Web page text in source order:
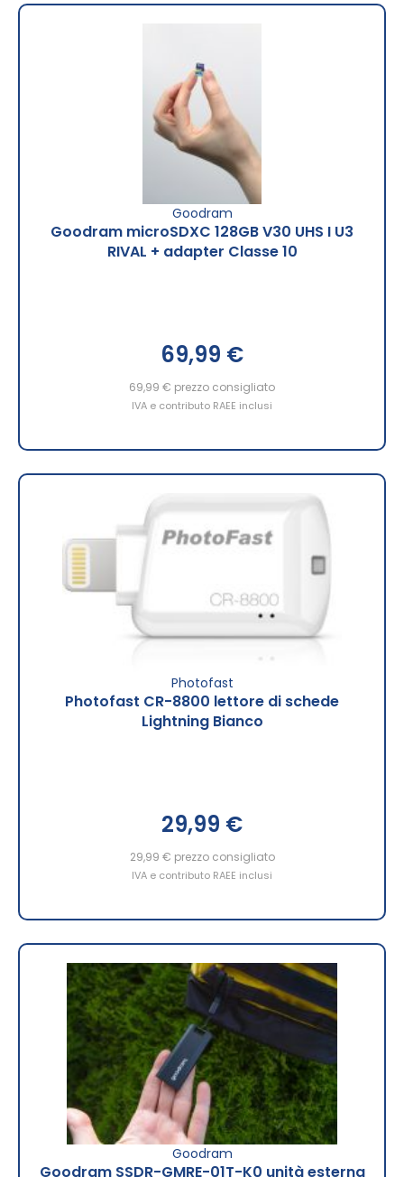
Goodram
Goodram microSDXC 128GB V30 UHS I U3
RIVAL + adapter Classe 10
69,99 €
69,99 € prezzo consigliato
IVA e contributo RAEE inclusi
Photofast
Photofast CR-8800 lettore di schede
Lightning Bianco
29,99 €
29,99 € prezzo consigliato
IVA e contributo RAEE inclusi
Goodram
Goodram SSDR-GMRE-01T-K0 unità esterna